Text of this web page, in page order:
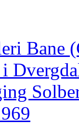
Bane